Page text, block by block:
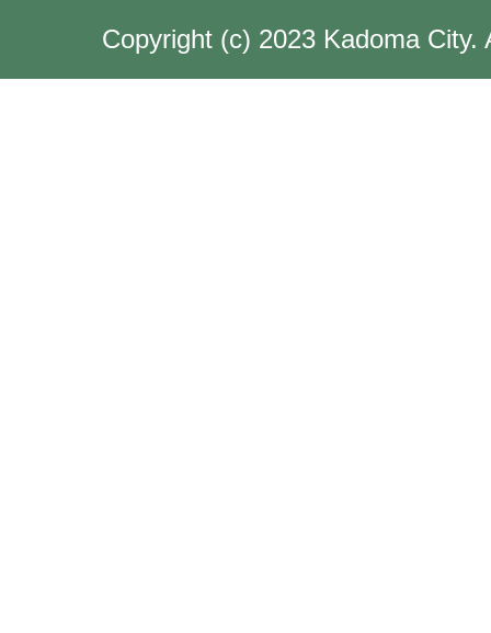
Copyright (c) 2023 Kadoma City.